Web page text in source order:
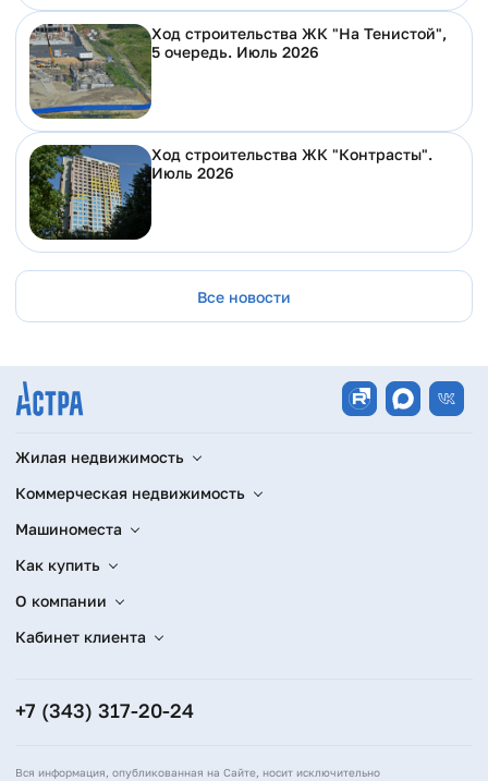
Ход строительства ЖК "На Тенистой",
5 очередь. Июль 2026
Ход строительства ЖК "Контрасты".
Июль 2026
Все новости
Жилая недвижимость
Коммерческая недвижимость
Машиноместа
Как купить
О компании
Кабинет клиента
+7 (343) 317-20-24
Вся информация, опубликованная на Сайте, носит исключительно